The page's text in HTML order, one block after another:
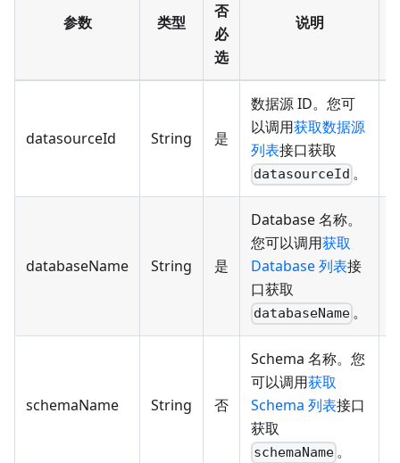
参数 类型
否
必
选
说明
datasourceId String 是
数据源 ID。您可
以调用获取数据源
列表接口获取
datasourceId 。
databaseName String 是
Database 名称。
您可以调用获取
Database 列表接
口获取
databaseName 。
schemaName String 否
Schema 名称。您
可以调用获取
Schema 列表接口
获取
schemaName 。